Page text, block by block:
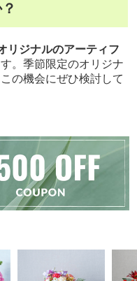
リジナルのアーティフ
。季節限定のオリジナ
の機会にぜひ検討して